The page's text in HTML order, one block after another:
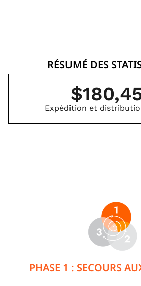
RÉSUMÉ DES
Expédition et
$
PHASE 1 : SECOURS